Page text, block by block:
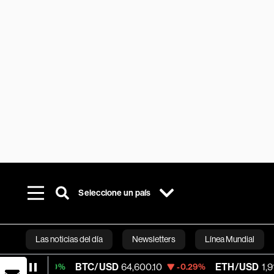
Seleccione un país
Las noticias del día Newsletters Línea Mundial
Bloomberg
BTC/USD 64,600.10 -0.29% ETH/USD 1,913.673